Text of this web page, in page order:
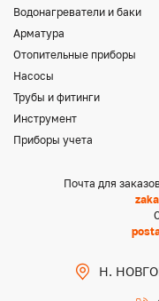
Водонагреватели и баки
Арматура
Отопительные приборы
Насосы
Трубы и фитинги
Инструмент
Приборы учета
Почта для
Н.